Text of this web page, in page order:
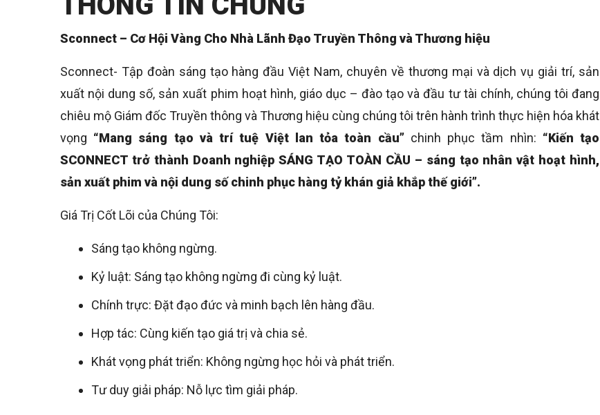
Sconnect – Cơ Hội Vàng Cho Nhà Lãnh Đạo Truyền Thông và Thương hiệu
Sconnect- Tập đoàn sáng tạo hàng đầu Việt Nam, chuyên về thương mại và dịch vụ giải trí, sản
xuất nội dung số, sản xuất phim hoạt hình, giáo dục – đào tạo và đầu tư tài chính, chúng tôi đang
chiêu mộ Giám đốc Truyền thông và Thương hiệu cùng chúng tôi trên hành trình thực hiện hóa khát
vọng “Mang sáng tạo và trí tuệ Việt lan tỏa toàn cầu”chinh phục tầm nhìn: “Kiến tạo
SCONNECT trở thành Doanh nghiệp SÁNG TẠO TOÀN CẦU – sáng tạo nhân vật hoạt hình,
sản xuất phim và nội dung số chinh phục hàng tỷ khán giả khắp thế giới”.
Giá Trị Cốt Lõi của Chúng Tôi:
Sáng tạo không ngừng.
Kỷ luật: Sáng tạo không ngừng đi cùng kỷ luật.
Chính trực: Đặt đạo đức và minh bạch lên hàng đầu.
Hợp tác: Cùng kiến tạo giá trị và chia sẻ.
Khát vọng phát triển: Không ngừng học hỏi và phát triển.
Tư duy giải pháp: Nỗ lực tìm giải pháp.